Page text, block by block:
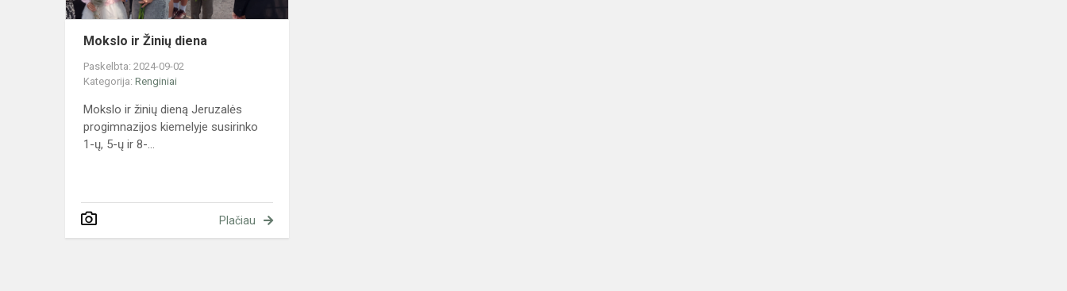
Mokslo ir Žinių diena
Paskelbta: 2024-09-02
Kategorija: Renginiai
Mokslo ir žinių dieną Jeruzalės
progimnazijos kiemelyje susirinko
1-ų, 5-ų ir 8-...
Plačiau